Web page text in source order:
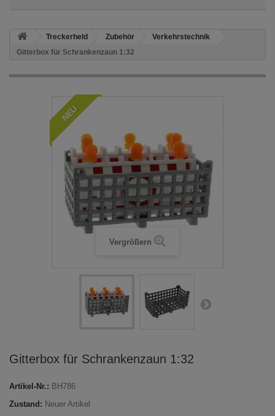
Treckerheld Zubehör
Verkehrstechnik
Gitterbox für Schrankenzaun 1:32
NEU
Vergrößern
Gitterbox für Schrankenzaun 1:32
Artikel-Nr.: BH786
Zustand: Neuer Artikel